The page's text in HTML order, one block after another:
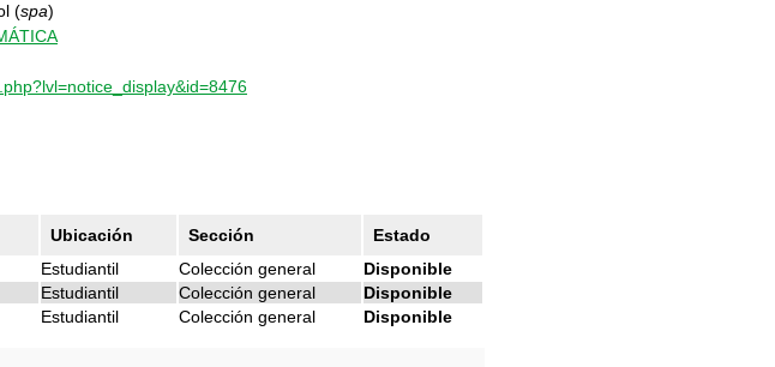
(spa)
Ubicación Sección
Estado
Estudiantil Colección general
Disponible
Estudiantil Colección general
Disponible
Estudiantil Colección general Disponible